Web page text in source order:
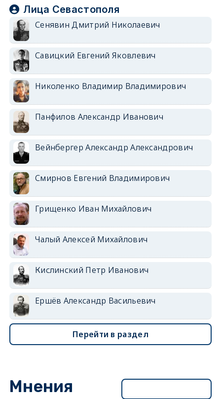
Лица Севастополя
Сенявин Дмитрий Николаевич
Савицкий Евгений Яковлевич
Николенко Владимир Владимирович
Панфилов Александр Иванович
Вейнбергер Александр Александрович
Смирнов Евгений Владимирович
Грищенко Иван Михайлович
Чалый Алексей Михайлович
Кислинский Петр Иванович
Ершёв Александр Васильевич
Перейти в раздел
Мнения